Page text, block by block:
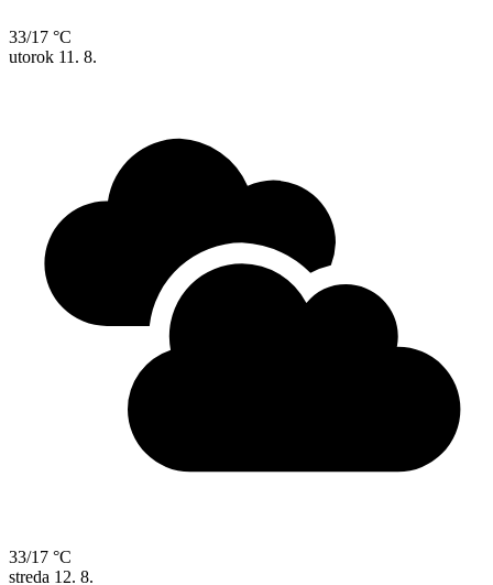
33/17 °C
utorok 11. 8.
33/17 °C
streda 12. 8.